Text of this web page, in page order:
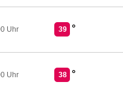
Uhr 39 °
Uhr 38 °